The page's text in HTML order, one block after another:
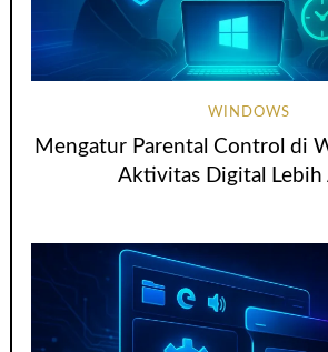
WINDOWS
Mengatur Parental Control di
Aktivitas Digital Lebih